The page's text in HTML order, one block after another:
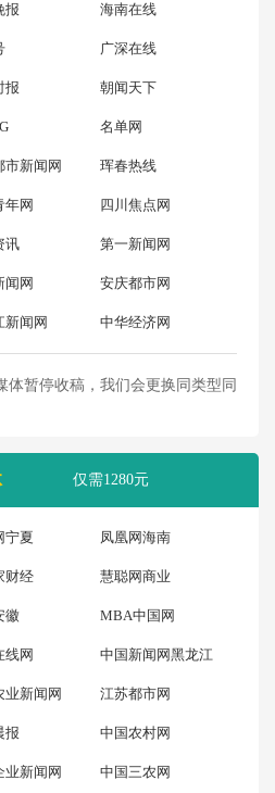
报 海南在线
广深在线
报 朝闻天下
名单网
市新闻网 珲春热线
年网 四川焦点网
讯 第一新闻网
闻网 安庆都市网
新闻网 中华经济网
体暂停收稿，我们会更换同类型同
仅需1280元
宁夏 凤凰网海南
财经 慧聪网商业
徽 MBA中国网
线网 中国新闻网黑龙江
业新闻网 江苏都市网
报 中国农村网
业新闻网 中国三农网